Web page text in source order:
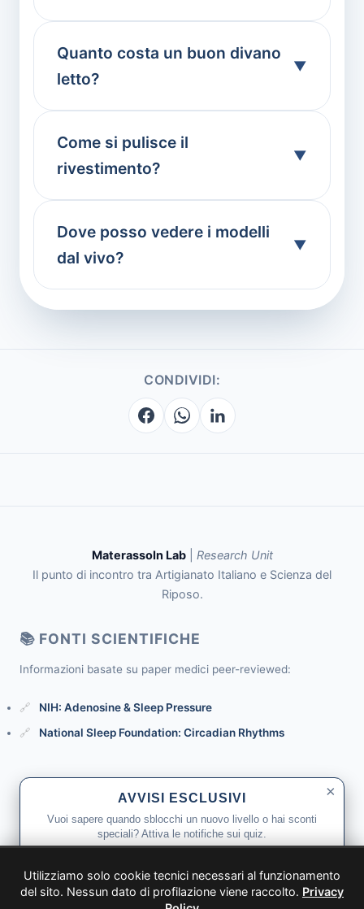
Quanto costa un buon divano
letto?
Come si pulisce il
rivestimento?
Dove posso vedere i modelli
dal vivo?
×
AVVISI ESCLUSIVI
Vuoi sapere quando sblocchi un nuovo livello o hai sconti
speciali? Attiva le notifiche sui quiz.
Attiva Notifiche
CONDIVIDI:
MaterassoIn Lab| Research Unit
Il punto di incontro tra Artigianato Italiano e Scienza del
Riposo.
📚 FONTI SCIENTIFICHE
Informazioni basate su paper medici peer-reviewed:
NIH: Adenosine & Sleep Pressure
National Sleep Foundation: Circadian Rhythms
© 2026 MaterassoIn Lab - Tutti i diritti riservati.
Disclaimer: Sito divulgativo. Per patologie mediche consultare
← Torna a Materassoin
Utilizziamo solo cookie tecnici necessari al funzionamento
del sito. Nessun dato di profilazione viene raccolto. Privacy